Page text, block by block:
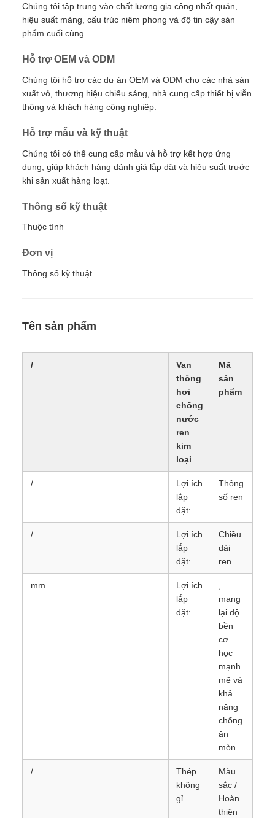
Chúng tôi tập trung vào chất lượng gia công nhất quán,
hiệu suất màng, cấu trúc niêm phong và độ tin cậy sản
phẩm cuối cùng.
Hỗ trợ OEM và ODM
Chúng tôi hỗ trợ các dự án OEM và ODM cho các nhà sản
xuất vỏ, thương hiệu chiếu sáng, nhà cung cấp thiết bị viễn
thông và khách hàng công nghiệp.
Hỗ trợ mẫu và kỹ thuật
Chúng tôi có thể cung cấp mẫu và hỗ trợ kết hợp ứng
dụng, giúp khách hàng đánh giá lắp đặt và hiệu suất trước
khi sản xuất hàng loạt.
Thông số kỹ thuật
Thuộc tính
Đơn vị
Thông số kỹ thuật
Tên sản phẩm
/
Van
thông
hơi
chống
nước
ren
kim
loại
Mã
sản
phẩm
/
Lợi ích
lắp
đặt:
Thông
số ren
/
Lợi ích
lắp
đặt:
Chiều
dài
ren
mm
Lợi ích
lắp
đặt:
,
mang
lại độ
bền
cơ
học
mạnh
mẽ và
khả
năng
chống
ăn
mòn.
/
Thép
không
gỉ
Màu
sắc /
Hoàn
thiện